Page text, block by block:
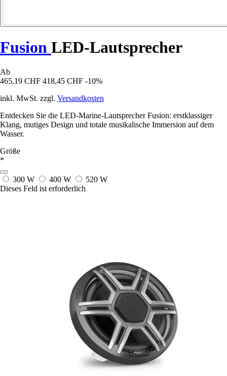
Fusion LED-Lautsprecher
Ab
465,19 CHF 418,45 CHF -10%
inkl. MwSt. zzgl. Versandkosten
Entdecken Sie die LED-Marine-Lautsprecher Fusion: erstklassiger
Klang, mutiges Design und totale musikalische Immersion auf dem
Wasser.
Größe
*
300 W 400 W
520 W
Dieses Feld ist erforderlich